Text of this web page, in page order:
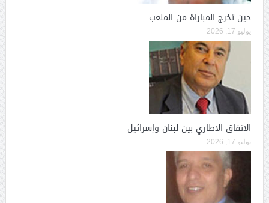
حين تخرج المباراة من الملعب
يوليو 17, 2026
الاتفاق الاطاري بين لبنان وإسرائيل
يوليو 17, 2026